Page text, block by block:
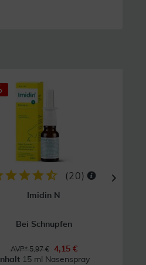
(20)
Imidin N
Bei Schnupfen
AVP* 5,97 €
4,15 €
Inhalt 15 ml Nasenspray